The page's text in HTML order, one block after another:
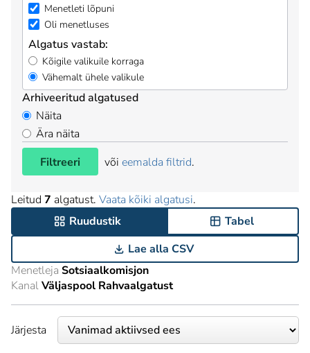
Menetleti lõpuni
Oli menetluses
Algatus vastab:
Kõigile valikuile korraga
Vähemalt ühele valikule
Arhiveeritud algatused
Näita
Ära näita
Filtreeri
või eemalda filtrid.
Leitud 7 algatust. Vaata kõiki algatusi.
Ruudustik
Tabel
Lae alla CSV
Menetleja Sotsiaalkomisjon
KanalVäljaspool Rahvaalgatust
Järjesta